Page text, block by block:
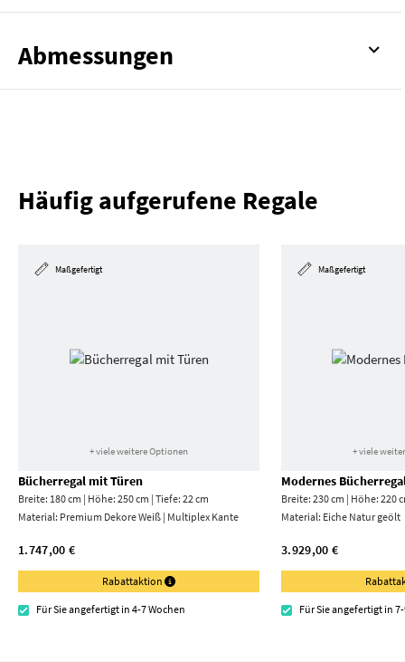
Abmessungen
Häufig aufgerufene Regale
Maßgefertigt
+ viele weitere Optionen
Bücherregal mit Türen
Breite: 180 cm | Höhe: 250 cm | Tiefe: 22 cm
Material: Premium Dekore Weiß | Multiplex Kante
1.747,00 €
Rabattaktion
Für Sie angefertigt in 4-7 Wochen
Maßgefertigt
+ viele
Modernes
Breite: 230 cm | Höhe: 220
Material: Eiche Natur geölt
3.929,00 €
Für Sie angefertigt in